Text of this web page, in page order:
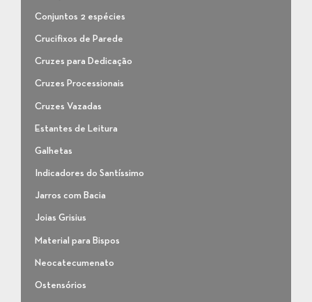
Conjuntos 2 espécies
Crucifixos de Parede
Cruzes para Dedicação
Cruzes Processionais
Cruzes Vazadas
Estantes de Leitura
Galhetas
Indicadores do Santíssimo
Jarros com Bacia
Joias Grisius
Material para Bispos
Neocatecumenato
Ostensórios